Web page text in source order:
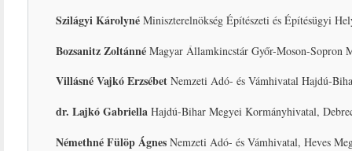
Szilágyi Károlyné Miniszterelnökség Építészeti és Építésügyi
Bozsanitz Zoltánné Magyar Államkincstár Győr-Moson-Sopron
Villásné Vajkó Erzsébet Nemzeti Adó- és Vámhivatal Hajdú-
dr. Lajkó Gabriella Hajdú-Bihar Megyei Kormányhivatal,
Némethné Fülöp Ágnes Nemzeti Adó- és Vámhivatal, Heves